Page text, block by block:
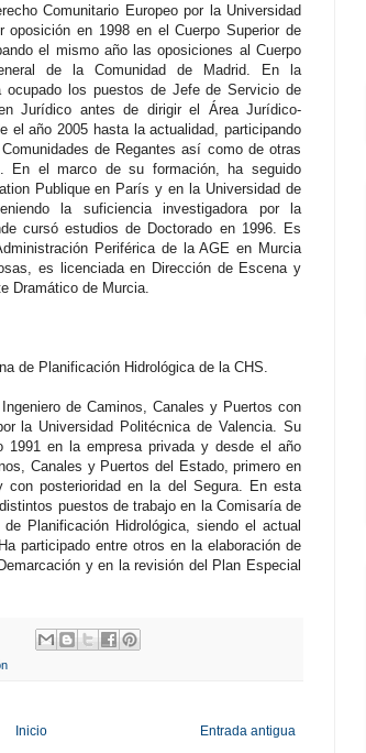
Comunitario Europeo por la Universidad
en 1998 en el Cuerpo Superior de
el mismo año las oposiciones al Cuerpo
de la Comunidad de Madrid. En la
ocupado los puestos de Jefe de Servicio de
Jurídico antes de dirigir el Área Jurídico-
el año 2005 hasta la actualidad, participando
de Regantes así como de otras
En el marco de su formación, ha seguido
Publique en París y en la Universidad de
la suficiencia investigadora por la
cursó estudios de Doctorado en 1996. Es
Periférica de la AGE en Murcia
es licenciada en Dirección de Escena y
Dramático de Murcia.
de Planificación Hidrológica de la CHS.
de Caminos, Canales y Puertos con
la Universidad Politécnica de Valencia. Su
1991 en la empresa privada y desde el año
Canales y Puertos del Estado, primero en
con posterioridad en la del Segura. En esta
puestos de trabajo en la Comisaría de
Planificación Hidrológica, siendo el actual
participado entre otros en la elaboración de
y en la revisión del Plan Especial
Entrada antigua
Inicio